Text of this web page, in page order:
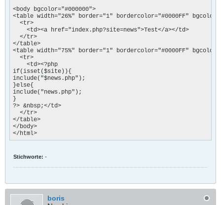
<body bgcolor="#000000">
<table width="26%" border="1" bordercolor="#0000FF"
  <tr>
    <td><a href="index.php?site=news">Test</a></td>
  </tr>
</table>
<table width="75%" border="1" bordercolor="#0000FF"
  <tr>
    <td><?php
if(isset($site)){
include("$news.php");
}else{
include("news.php");
}
?> &nbsp;</td>
  </tr>
</table>
</body>
</html>
Stichworte: -
boris